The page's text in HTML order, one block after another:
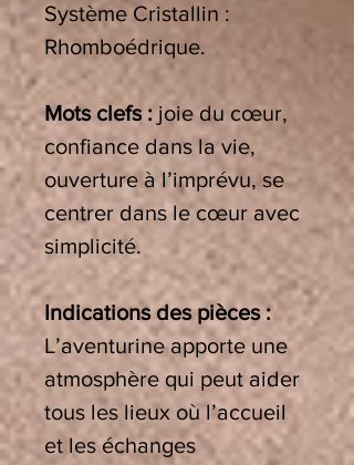
Système Cristallin :
Rhomboédrique.
Mots clefs : joie du cœur,
confiance dans la vie,
ouverture à l’imprévu, se
centrer dans le cœur avec
simplicité.
Indications des pièces :
L’aventurine apporte une
atmosphère qui peut aider
tous les lieux où l’accueil
et les échanges